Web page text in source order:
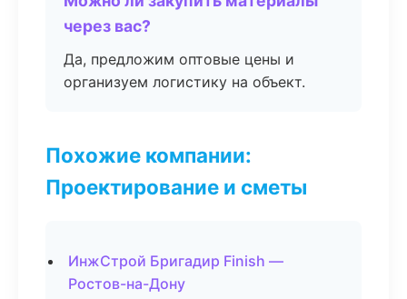
через вас?
Да, предложим оптовые цены и
организуем логистику на объект.
Похожие компании:
Проектирование и сметы
ИнжСтрой Бригадир Finish —
Ростов-на-Дону